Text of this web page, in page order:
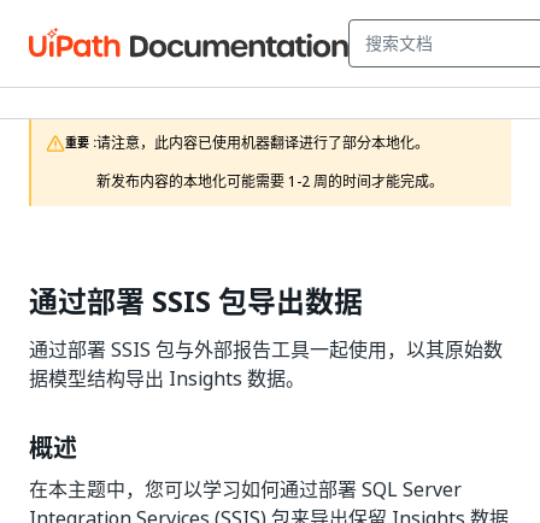
重要 :请注意，此内容已使用机器翻译进行了部分本地化。
新发布内容的本地化可能需要 1-2 周的时间才能完成。
通过部署 SSIS 包导出数据
通过部署 SSIS 包与外部报告工具一起使用，以其原始数
据模型结构导出 Insights 数据。
概述
在本主题中，您可以学习如何通过部署 SQL Server